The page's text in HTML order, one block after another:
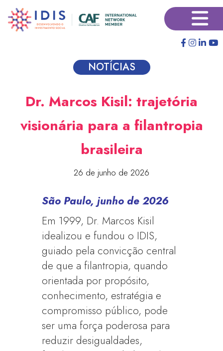
para
×
NOTÍCIAS
Dr. Marcos Kisil: trajetória
visionária para a filantropia
brasileira
26 de junho de 2026
São Paulo, junho de 2026
Em 1999, Dr. Marcos Kisil
idealizou e fundou o IDIS,
guiado pela convicção central
de que a filantropia, quando
orientada por propósito,
conhecimento, estratégia e
compromisso público, pode
ser uma força poderosa para
reduzir desigualdades,